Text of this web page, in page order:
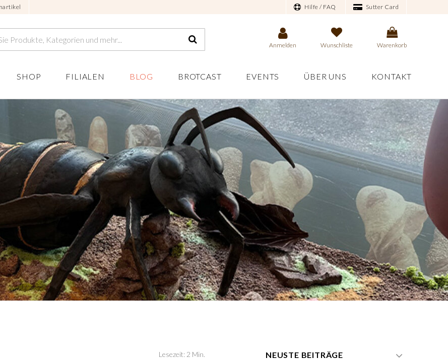
Hilfe / FAQ Sutter Card
Anmelden Wunschliste Warenkorb
SHOP FILIALEN BLOG BROTCAST EVENTS ÜBER UNS KONTAKT
Lesezeit: 2 Min. NEUSTE BEITRÄGE